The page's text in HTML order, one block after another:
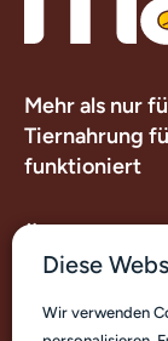
Mehr als nur
Tiernahrung
funktioniert
Diese
Wir verwenden